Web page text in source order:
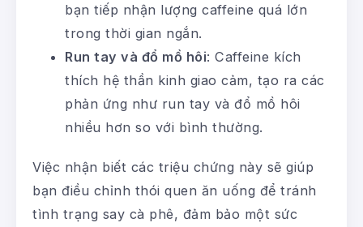
bạn tiếp nhận lượng caffeine quá lớn
trong thời gian ngắn.
Run tay và đổ mồ hôi: Caffeine kích
thích hệ thần kinh giao cảm, tạo ra các
phản ứng như run tay và đổ mồ hôi
nhiều hơn so với bình thường.
Việc nhận biết các triệu chứng này sẽ giúp
bạn điều chỉnh thói quen ăn uống để tránh
tình trạng say cà phê, đảm bảo một sức